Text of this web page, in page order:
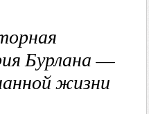
Бурлана —
жизни